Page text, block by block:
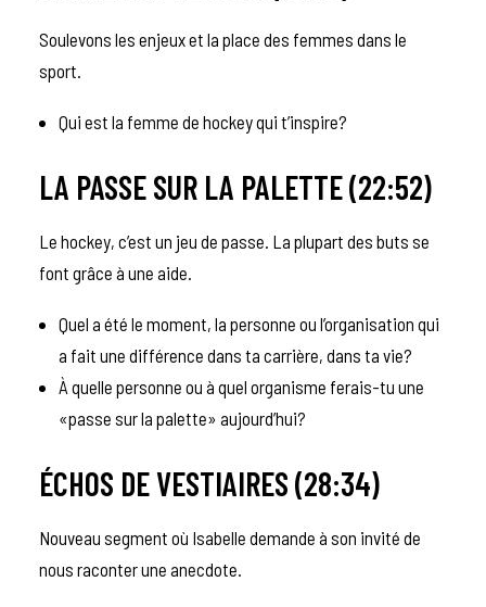
Soulevons les enjeux et la place des femmes dans le
sport.
Qui est la femme de hockey qui t’inspire?
LA PASSE SUR LA PALETTE (22:52)
Le hockey, c’est un jeu de passe. La plupart des buts se
font grâce à une aide.
Quel a été le moment, la personne ou l’organisation qui
a fait une différence dans ta carrière, dans ta vie?
À quelle personne ou à quel organisme ferais-tu une
«passe sur la palette» aujourd’hui?
ÉCHOS DE VESTIAIRES (28:34)
Nouveau segment où Isabelle demande à son invité de
nous raconter une anecdote.